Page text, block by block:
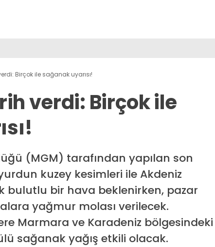
Birçok ile sağanak uyarısı!
verdi: Birçok ile
(MGM) tarafından yapılan son
kuzey kesimleri ile Akdeniz
bulutlu bir hava beklenirken, pazar
yağmur molası verilecek.
Marmara ve Karadeniz bölgesindeki
sağanak yağış etkili olacak.